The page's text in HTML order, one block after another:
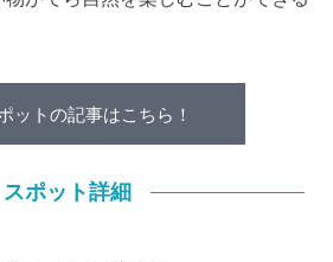
ットの記事はこちら！
スポット詳細